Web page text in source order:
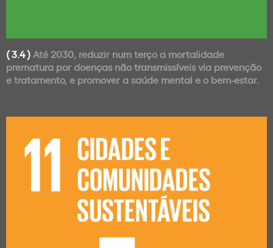
( 3.4 )Até 2030, reduzir num terço a mortalidade
prematura por doenças não transmissíveis via prevenção
e tratamento, e promover a saúde mental e o bem-estar.